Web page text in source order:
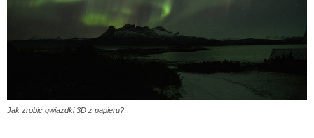
Jak zrobić gwiazdki 3D z papieru?